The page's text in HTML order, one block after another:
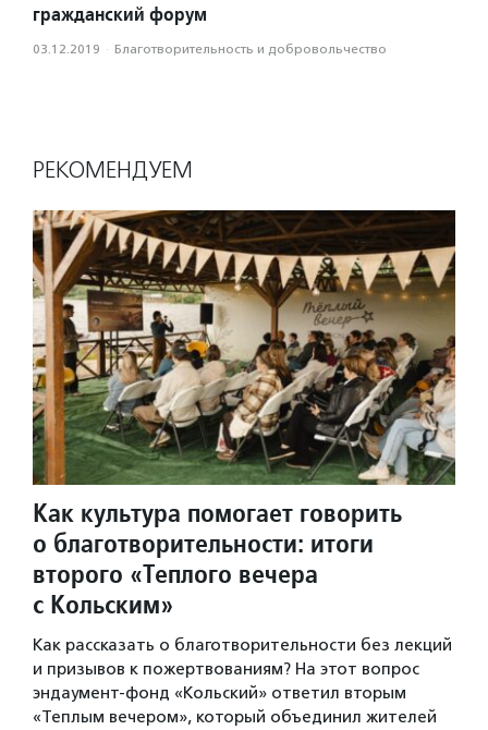
гражданский форум
03.12.2019 · Благотвори­тель­ность и доброволь­чест­во
РЕКОМЕНДУЕМ
Как культура помогает говорить
о благотворительности: итоги
второго «Теплого вечера
с Кольским»
Как рассказать о благотворительности без лекций
и призывов к пожертвованиям? На этот вопрос
эндаумент-фонд «Кольский» ответил вторым
«Теплым вечером», который объединил жителей